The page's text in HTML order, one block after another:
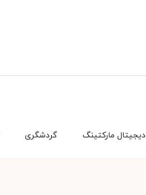
گردشگری دیجیتال مارکتینگ